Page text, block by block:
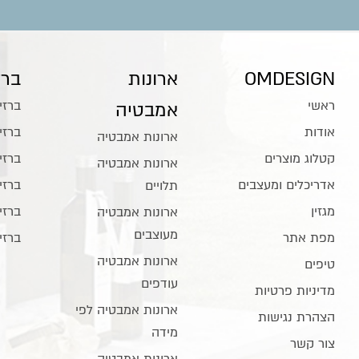
OMDESIGN
ראשי
אודות
קטלוג מוצרים
אדריכלים ומעצבים
מגזין
מפת אתר
טיפים
מדיניות פרטיות
הצהרת נגישות
צור קשר
ארונות
אמבטיה
ארונות אמבטיה
ארונות אמבטיה
תלויים
ארונות אמבטיה
מעוצבים
ארונות אמבטיה
עודפים
ארונות אמבטיה לפי
מידה